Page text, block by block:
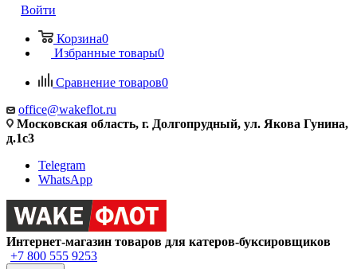
Войти
Корзина0
Избранные товары0
Сравнение товаров0
office@wakeflot.ru
Московская область, г. Долгопрудный, ул. Якова Гунина,
д.1с3
Telegram
WhatsApp
Интернет-магазин товаров для катеров-буксировщиков
+7 800 555 9253